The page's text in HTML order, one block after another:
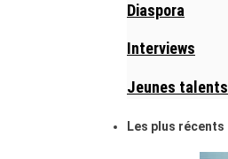
Diaspora
Interviews
Jeunes talents
Les plus récents